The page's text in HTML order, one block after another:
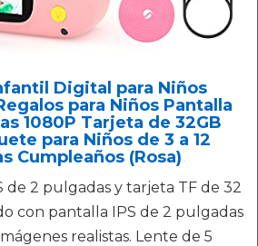
Digital para Niños
para Niños Pantalla
1080P Tarjeta de 32GB
para Niños de 3 a 12
Cumpleaños (Rosa)
de 2 pulgadas y tarjeta TF de 32
con pantalla IPS de 2 pulgadas
realistas. Lente de 5